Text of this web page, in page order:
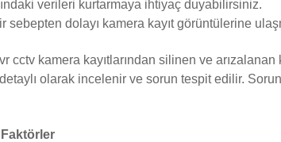
verileri kurtarmaya ihtiyaç duyabilirsiniz.
sebepten dolayı kamera kayıt görüntülerine
cctv kamera kayıtlarından silinen ve
olarak incelenir ve sorun tespit edilir.
Faktörler